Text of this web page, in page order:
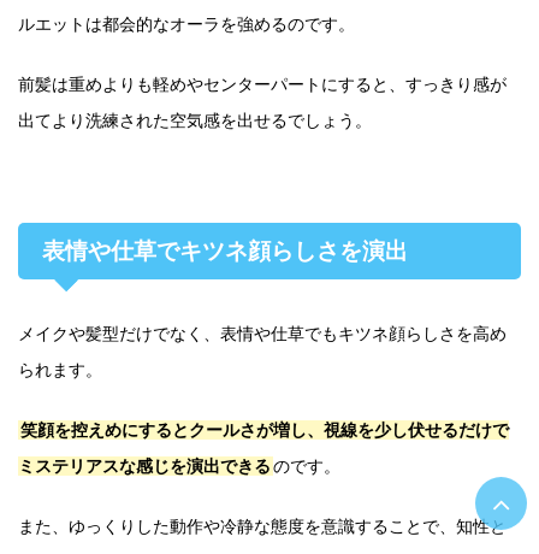
ルエットは都会的なオーラを強めるのです。
前髪は重めよりも軽めやセンターパートにすると、すっきり感が
出てより洗練された空気感を出せるでしょう。
表情や仕草でキツネ顔らしさを演出
メイクや髪型だけでなく、表情や仕草でもキツネ顔らしさを高め
られます。
笑顔を控えめにするとクールさが増し、視線を少し伏せるだけで
ミステリアスな感じを演出できるのです。
また、ゆっくりした動作や冷静な態度を意識することで、知性と